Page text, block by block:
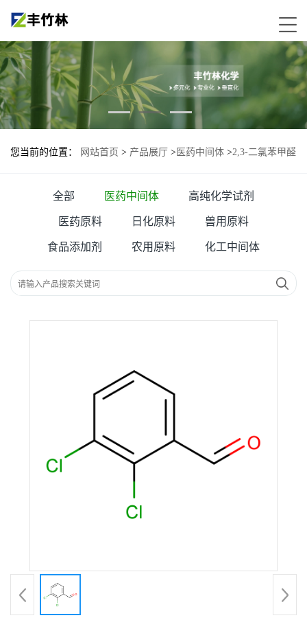
您当前的位置： 网站首页 > 产品展厅 > 医药中间体 >2,3-二氯苯甲醛
全部 医药中间体 高纯化学试剂
医药原料 日化原料 兽用原料
食品添加剂 农用原料 化工中间体